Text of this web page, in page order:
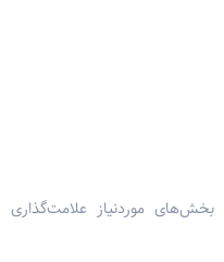
بخش‌های موردنیاز علامت‌گذاری